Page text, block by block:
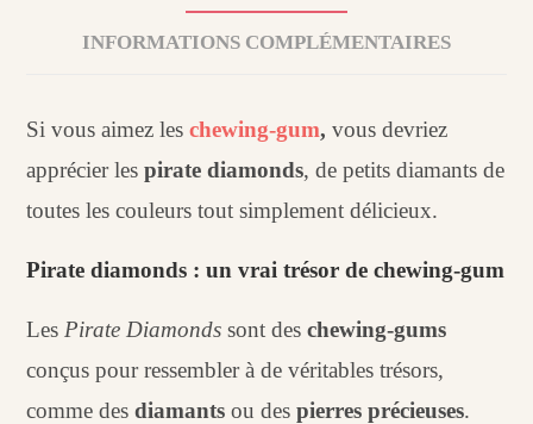
INFORMATIONS COMPLÉMENTAIRES
Si vous aimez leschewing-gum, vous devriez
apprécier lespirate diamonds, de petits diamants de
toutes les couleurs tout simplement délicieux.
Pirate diamonds : un vrai trésor de chewing-gum
Les Pirate Diamonds sont des chewing-gums
conçus pour ressembler à de véritables trésors,
comme desdiamants ou despierres précieuses.